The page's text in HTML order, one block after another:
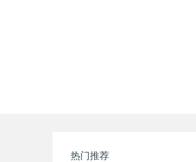
热门推荐